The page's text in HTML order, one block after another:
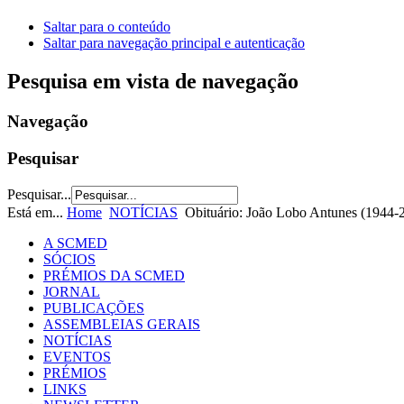
Saltar para o conteúdo
Saltar para navegação principal e autenticação
Pesquisa em vista de navegação
Navegação
Pesquisar
Pesquisar...
Está em... Home NOTÍCIAS Obituário: João Lobo Antunes (1944-
A SCMED
SÓCIOS
PRÉMIOS DA SCMED
JORNAL
PUBLICAÇÕES
ASSEMBLEIAS GERAIS
NOTÍCIAS
EVENTOS
PRÉMIOS
LINKS